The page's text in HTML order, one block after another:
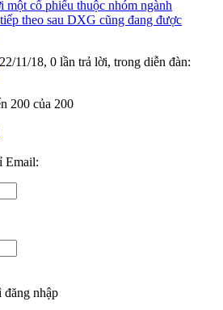
một cổ phiếu thuộc nhóm ngành
theo sau DXG cũng đang được
22/11/18, 0 lần trả lời, trong diễn đàn:
200 của 200
Email:
nhập